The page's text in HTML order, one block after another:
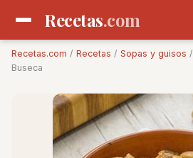
Recetas.com
Recetas.com / Recetas / Sopas y guisos /
Buseca